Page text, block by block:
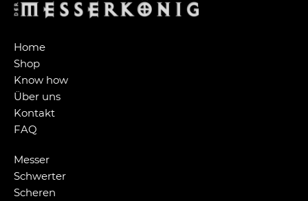
Home
Shop
Know how
Über uns
Kontakt
FAQ
Messer
Schwerter
Scheren